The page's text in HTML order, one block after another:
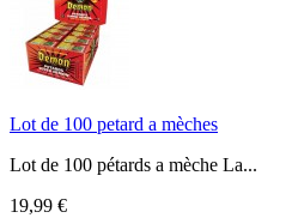
Lot de 100 petard a mèches
Lot de 100 pétards a mèche La...
19,99 €